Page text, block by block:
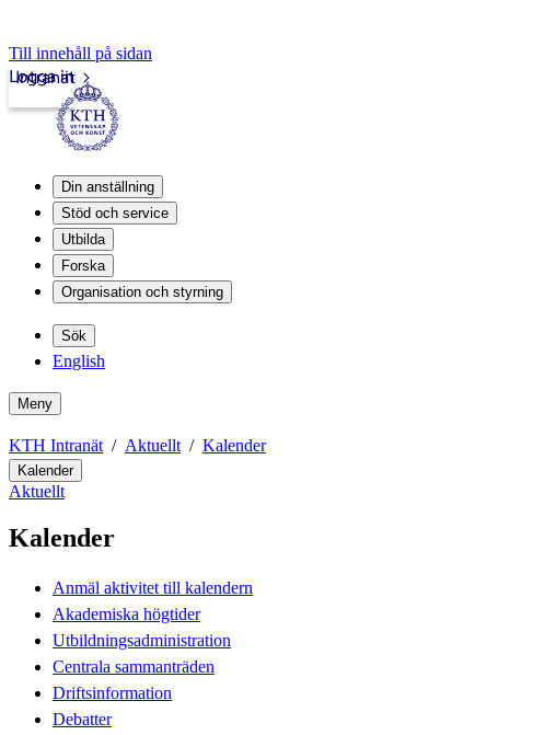
Till innehåll på sidan
Intranät
Logga in
Din anställning
Stöd och service
Utbilda
Forska
Organisation och styrning
Sök
English
Meny
KTH Intranät Aktuellt Kalender
Kalender
Aktuellt
Kalender
Anmäl aktivitet till kalendern
Akademiska högtider
Utbildningsadministration
Centrala sammanträden
Driftsinformation
Debatter